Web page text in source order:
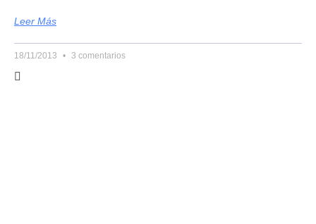
Leer Más
18/11/2013 3 comentarios